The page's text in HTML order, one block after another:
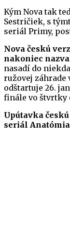
Kým Nova tak
Sestričiek, s
seriál Primy,
Nova českú
nakoniec
nasadí do
ružovej záhrade
odštartuje 26.
finále vo štvrtky
Upútavka
seriál